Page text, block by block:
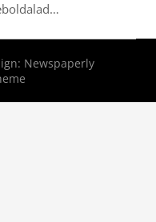
Newspaperly